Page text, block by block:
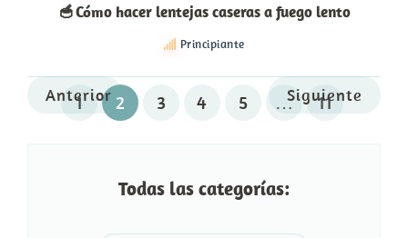
🥣 Cómo hacer lentejas caseras a fuego lento
Principiante
Anterior
1 2 3 4 5 … 11
Siguiente
Todas las categorías: